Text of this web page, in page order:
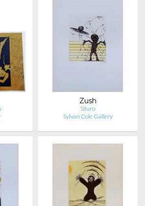
Zush
Siluro
Sylvan Cole Gallery